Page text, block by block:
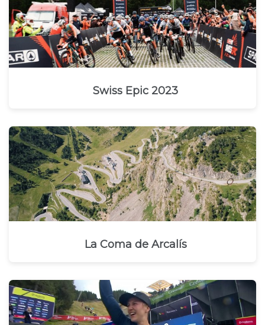
Swiss Epic 2023
La Coma de Arcalís